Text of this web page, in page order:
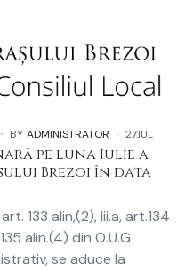
BY ADMINISTRATOR 27.IUL
pe luna Iulie a
Brezoi în data
133 alin,(2), lii.a, art.134
alin.(4) din O.U.G
se aduce la